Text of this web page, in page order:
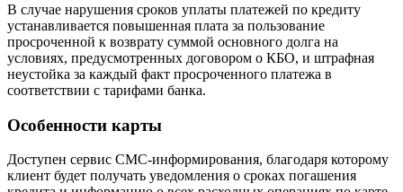
В случае нарушения сроков уплаты платежей по кредиту
устанавливается повышенная плата за пользование
просроченной к возврату суммой основного долга на
условиях, предусмотренных договором о КБО, и штрафная
неустойка за каждый факт просроченного платежа в
соответствии с тарифами банка.
Особенности карты
Доступен сервис СМС-информирования, благодаря которому
клиент будет получать уведомления о сроках погашения